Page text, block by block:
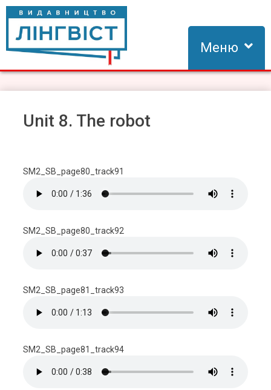
Skip
content
Видавництво Лінгвіст
Видавництво Лінгвіст – адаптація та створення видань для
Меню
Unit 8. The robot
SM2_SB_page80_track91
SM2_SB_page80_track92
SM2_SB_page81_track93
SM2_SB_page81_track94